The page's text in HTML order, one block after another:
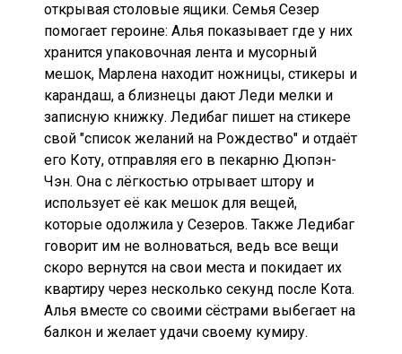
открывая столовые ящики. Семья Сезер
помогает героине: Алья показывает где у них
хранится упаковочная лента и мусорный
мешок, Марлена находит ножницы, стикеры и
карандаш, а близнецы дают Леди мелки и
записную книжку. Ледибаг пишет на стикере
свой "список желаний на Рождество" и отдаёт
его Коту, отправляя его в пекарню Дюпэн-
Чэн. Она с лёгкостью отрывает штору и
использует её как мешок для вещей,
которые одолжила у Сезеров. Также Ледибаг
говорит им не волноваться, ведь все вещи
скоро вернутся на свои места и покидает их
квартиру через несколько секунд после Кота.
Алья вместе со своими сёстрами выбегает на
балкон и желает удачи своему кумиру.